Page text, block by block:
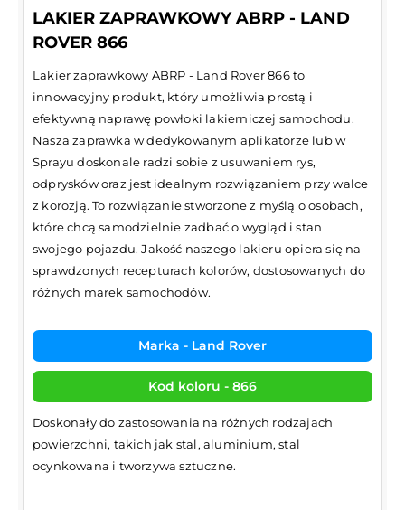
LAKIER ZAPRAWKOWY ABRP - LAND
ROVER 866
Lakier zaprawkowy ABRP - Land Rover 866 to
innowacyjny produkt, który umożliwia prostą i
efektywną naprawę powłoki lakierniczej samochodu.
Nasza zaprawka w dedykowanym aplikatorze lub w
Sprayu doskonale radzi sobie z usuwaniem rys,
odprysków oraz jest idealnym rozwiązaniem przy walce
z korozją. To rozwiązanie stworzone z myślą o osobach,
które chcą samodzielnie zadbać o wygląd i stan
swojego pojazdu. Jakość naszego lakieru opiera się na
sprawdzonych recepturach kolorów, dostosowanych do
różnych marek samochodów.
Marka - Land Rover
Kod koloru - 866
Doskonały do zastosowania na różnych rodzajach
powierzchni, takich jak stal, aluminium, stal
ocynkowana i tworzywa sztuczne.